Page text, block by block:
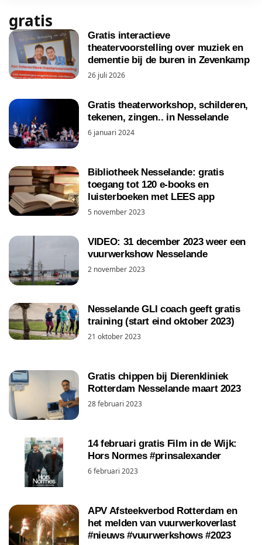
gratis
Gratis interactieve
theatervoorstelling over muziek en
dementie bij de buren in Zevenkamp
26 juli 2026
Gratis theaterworkshop, schilderen,
tekenen, zingen.. in Nesselande
6 januari 2024
Bibliotheek Nesselande: gratis
toegang tot 120 e-books en
luisterboeken met LEES app
5 november 2023
VIDEO: 31 december 2023 weer een
vuurwerkshow Nesselande
2 november 2023
Nesselande GLI coach geeft gratis
training (start eind oktober 2023)
21 oktober 2023
Gratis chippen bij Dierenkliniek
Rotterdam Nesselande maart 2023
28 februari 2023
14 februari gratis Film in de Wijk:
Hors Normes #prinsalexander
6 februari 2023
APV Afsteekverbod Rotterdam en
het melden van vuurwerkoverlast
#nieuws #vuurwerkshows #2023